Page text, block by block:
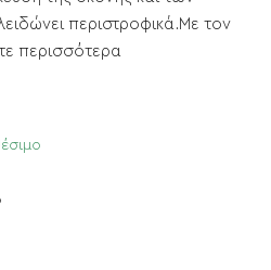
περιστροφικά.Με τον
περισσότερα